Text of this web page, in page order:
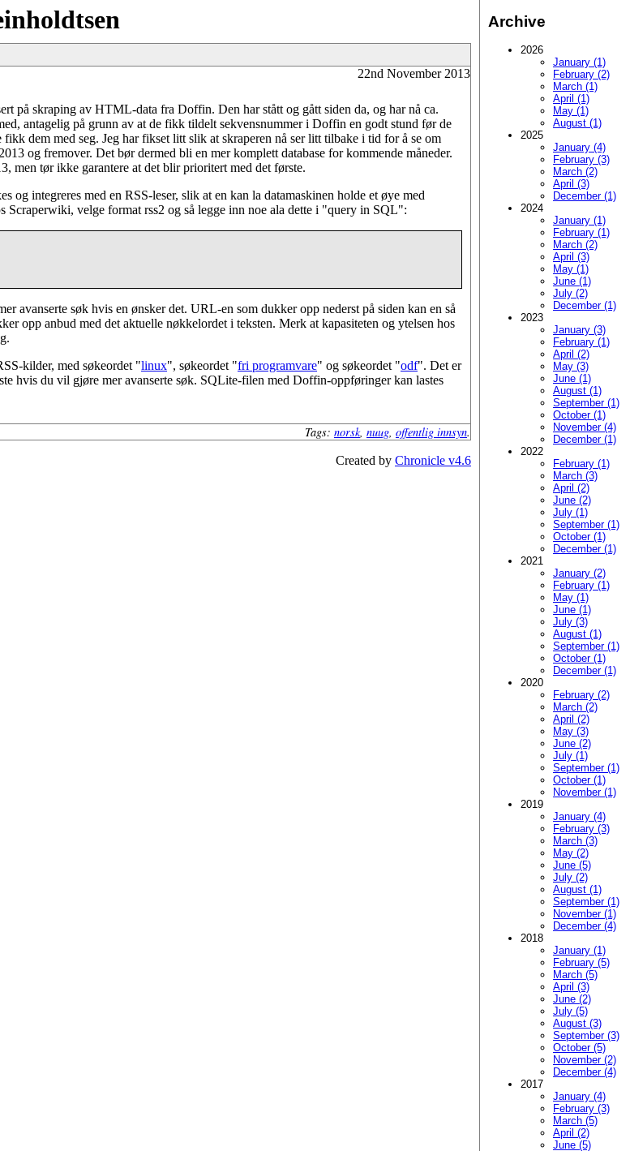
22nd November 2013
på skraping av HTML-data fra Doffin. Den har stått og gått siden da, og har nå ca.
antagelig på grunn av at de fikk tildelt sekvensnummer i Doffin en godt stund før de
dem med seg. Jeg har fikset litt slik at skraperen nå ser litt tilbake i tid for å se om
og fremover. Det bør dermed bli en mer komplett database for kommende måneder.
men tør ikke garantere at det blir prioritert med det første.
og integreres med en RSS-leser, slik at en kan la datamaskinen holde et øye med
Scraperwiki, velge format rss2 og så legge inn noe ala dette i "query in SQL":
avanserte søk hvis en ønsker det. URL-en som dukker opp nederst på siden kan en så
opp anbud med det aktuelle nøkkelordet i teksten. Merk at kapasiteten og ytelsen hos
kilder, med søkeordet "linux", søkeordet "fri programvare" og søkeordet "odf". Det er
hvis du vil gjøre mer avanserte søk. SQLite-filen med Doffin-oppføringer kan lastes
Tags: norsk, nuug offentlig innsyn.
Archive
2026
January (1)
February (2)
March (1)
April (1)
May (1)
August (1)
2025
January (4)
February (3)
March (2)
April (3)
December (1)
2024
January (1)
February (1)
March (2)
April (3)
May (1)
June (1)
July (2)
December (1)
2023
January (3)
February (1)
April (2)
May (3)
June (1)
August (1)
September (1)
October (1)
November (4)
December (1)
2022
February (1)
March (3)
April (2)
June (2)
July (1)
September (1)
October (1)
December (1)
2021
January (2)
February (1)
May (1)
June (1)
July (3)
August (1)
September (1)
October (1)
December (1)
2020
February (2)
March (2)
April (2)
May (3)
June (2)
July (1)
September (1)
October (1)
November (1)
2019
January (4)
February (3)
March (3)
May (2)
June (5)
July (2)
August (1)
September (1)
November (1)
December (4)
2018
January (1)
February (5)
March (5)
April (3)
June (2)
July (5)
August (3)
September (3)
October (5)
November (2)
December (4)
2017
January (4)
February (3)
March (5)
April (2)
June (5)
Created by Chronicle v4.6